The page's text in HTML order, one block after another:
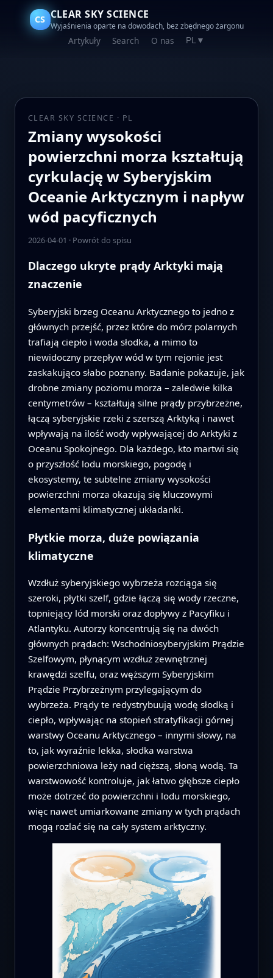
CS CLEAR SKY SCIENCE
Wyjaśnienia oparte na dowodach, bez zbędnego żargonu
Artykuły Search O nas PL▼
CLEAR SKY SCIENCE · PL
Zmiany wysokości
powierzchni morza kształtują
cyrkulację w Syberyjskim
Oceanie Arktycznym i napływ
wód pacyficznych
2026-04-01 · Powrót do spisu
Dlaczego ukryte prądy Arktyki mają
znaczenie
Syberyjski brzeg Oceanu Arktycznego to jedno z
głównych przejść, przez które do mórz polarnych
trafiają ciepło i woda słodka, a mimo to
niewidoczny przepływ wód w tym rejonie jest
zaskakująco słabo poznany. Badanie pokazuje, jak
drobne zmiany poziomu morza – zaledwie kilka
centymetrów – kształtują silne prądy przybrzeżne,
łączą syberyjskie rzeki z szerszą Arktyką i nawet
wpływają na ilość wody wpływającej do Arktyki z
Oceanu Spokojnego. Dla każdego, kto martwi się
o przyszłość lodu morskiego, pogodę i
ekosystemy, te subtelne zmiany wysokości
powierzchni morza okazują się kluczowymi
elementami klimatycznej układanki.
Płytkie morza, duże powiązania
klimatyczne
Wzdłuż syberyjskiego wybrzeża rozciąga się
szeroki, płytki szelf, gdzie łączą się wody rzeczne,
topniejący lód morski oraz dopływy z Pacyfiku i
Atlantyku. Autorzy koncentrują się na dwóch
głównych prądach: Wschodniosyberyjskim Prądzie
Szelfowym, płynącym wzdłuż zewnętrznej
krawędzi szelfu, oraz węższym Syberyjskim
Prądzie Przybrzeżnym przylegającym do
wybrzeża. Prądy te redystrybuują wodę słodką i
ciepło, wpływając na stopień stratyfikacji górnej
warstwy Oceanu Arktycznego – innymi słowy, na
to, jak wyraźnie lekka, słodka warstwa
powierzchniowa leży nad cięższą, słoną wodą. Ta
warstwowość kontroluje, jak łatwo głębsze ciepło
może dotrzeć do powierzchni i lodu morskiego,
więc nawet umiarkowane zmiany w tych prądach
mogą rozlać się na cały system arktyczny.